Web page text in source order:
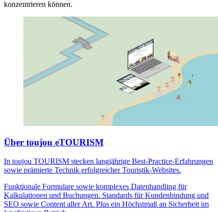
konzentrieren können.
Über toujou eTOURISM
In toujou TOURISM stecken langjährige Best-Practice-Erfahrungen
sowie prämierte Technik erfolgreicher Touristik-Websites.
Funktionale Formulare sowie komplexes Datenhandling für
Kalkulationen und Buchungen. Standards für Kundenbindung und
SEO sowie Content aller Art. Plus ein Höchstmaß an Sicherheit im